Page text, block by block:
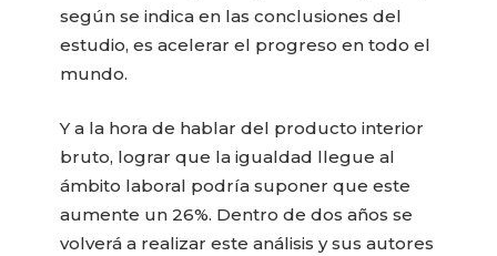
según se indica en las conclusiones del
estudio, es acelerar el progreso en todo el
mundo.
Y a la hora de hablar del producto interior
bruto, lograr que la igualdad llegue al
ámbito laboral podría suponer que este
aumente un 26%. Dentro de dos años se
volverá a realizar este análisis y sus autores